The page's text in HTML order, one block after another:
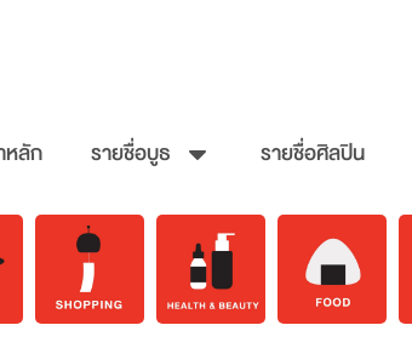
ลัก รายชื่อบูธ รายชื่อศิลปิน